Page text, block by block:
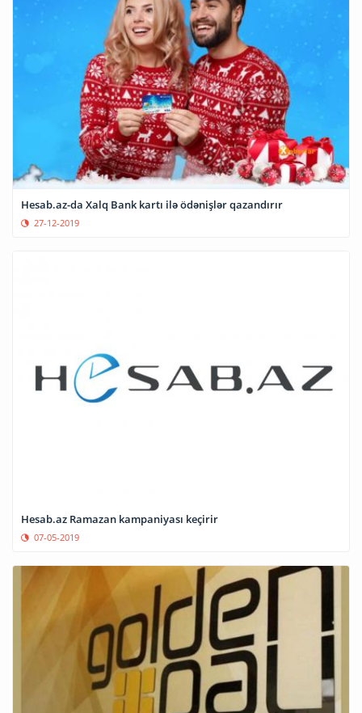
Hesab.az-da Xalq Bank kartı ilə ödənişlər qazandırır
27-12-2019
Hesab.az Ramazan kampaniyası keçirir
07-05-2019